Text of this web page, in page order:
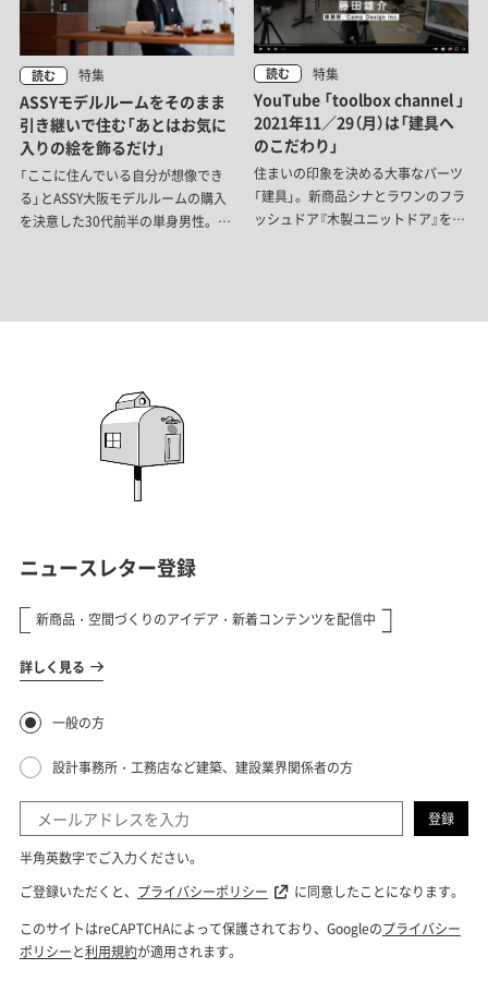
するこだわりぶりです。40代になっ
た今、改めて好きだと感じたという
北欧を中心としたヨーロッパの家具
が映える家を取材しました。
読む 特集
ASSYモデルルームをそのまま
引き継いで住む「あとはお気に
入りの絵を飾るだけ」
「ここに住んでいる自分が想像でき
る」とASSY大阪モデルルームの購入
を決意した30代前半の単身男性。完
読む 特集
YouTube 「toolbox channel 」
2021年11／29（月）は「建具へ
のこだわり」
住まいの印象を決める大事なパーツ
「建具」。新商品シナとラワンのフラ
ッシュドア『木製ユニットドア』を中